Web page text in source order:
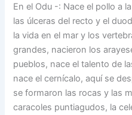
En el Odu -: Nace el pollo a
las úlceras del recto y el
la vida en el mar y los
grandes, nacieron los
pueblos, nace el talento de
nace el cernícalo, aquí se
se formaron las rocas y las
caracoles puntiagudos, la